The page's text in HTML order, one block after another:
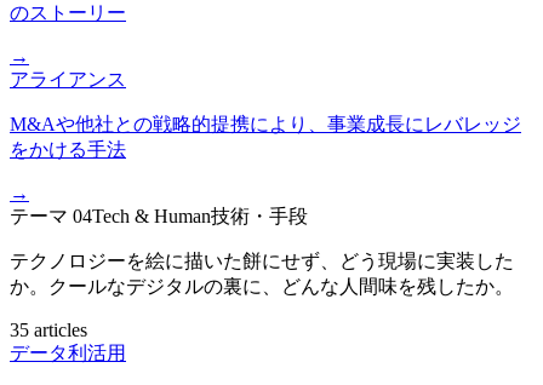
のストーリー
→
アライアンス
M&Aや他社との戦略的提携により、事業成長にレバレッジ
をかける手法
→
テーマ 04Tech & Human技術・手段
テクノロジーを絵に描いた餅にせず、どう現場に実装した
か。クールなデジタルの裏に、どんな人間味を残したか。
35 articles
データ利活用